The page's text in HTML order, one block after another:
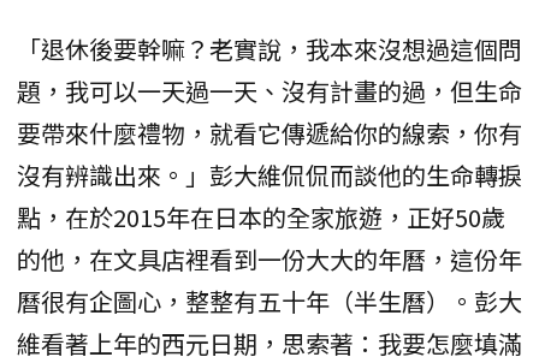
「退休後要幹嘛？老實說，我本來沒想過這個問
題，我可以一天過一天、沒有計畫的過，但生命
要帶來什麼禮物，就看它傳遞給你的線索，你有
沒有辨識出來。」彭大維侃侃而談他的生命轉捩
點，在於2015年在日本的全家旅遊，正好50歲
的他，在文具店裡看到一份大大的年曆，這份年
曆很有企圖心，整整有五十年（半生曆）。彭大
維看著上年的西元日期，思索著：我要怎麼填滿